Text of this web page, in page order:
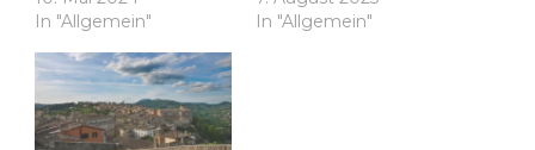
In "Allgemein"
In "Allgemein"